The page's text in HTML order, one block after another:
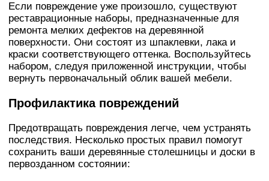
Если повреждение уже произошло, существуют
реставрационные наборы, предназначенные для
ремонта мелких дефектов на деревянной
поверхности. Они состоят из шпаклевки, лака и
краски соответствующего оттенка. Воспользуйтесь
набором, следуя приложенной инструкции, чтобы
вернуть первоначальный облик вашей мебели.
Профилактика повреждений
Предотвращать повреждения легче, чем устранять
последствия. Несколько простых правил помогут
сохранить ваши деревянные столешницы и доски в
первозданном состоянии: